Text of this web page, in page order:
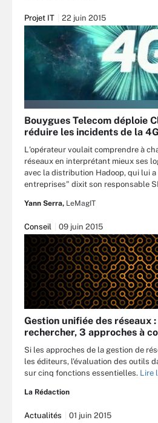
Projet IT 22 juin 2015
Bouygues Telecom déploie
réduire les incidents de la 4G
L'opérateur voulait comprendre à
réseaux en interprétant mieux ses
avec la distribution Hadoop, qui lui
entreprises" dixit son responsable
Yann Serra, LeMagIT
Conseil 09 juin 2015
Gestion unifiée des réseaux
rechercher, 3 approches à
Si les approches de la gestion de
les éditeurs, l'évaluation des outils
sur cinq fonctions essentielles. Lire
La Rédaction
Actualités 01 juin 2015